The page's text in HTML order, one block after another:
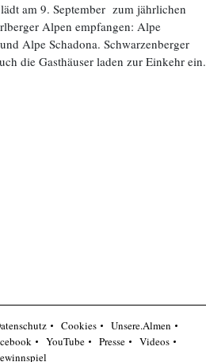
am 9. September zum jährlichen
Alpen empfangen: Alpe
Alpe Schadona. Schwarzenberger
die Gasthäuser laden zur Einkehr ein.
Cookies
Unsere.Almen
YouTube Presse
Videos